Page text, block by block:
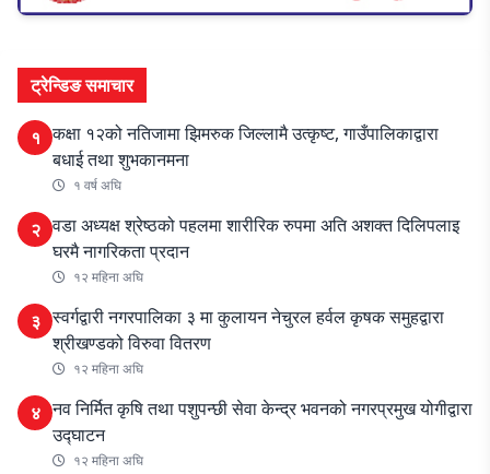
ट्रेन्डिङ समाचार
१ कक्षा १२को नतिजामा झिमरुक जिल्लामै उत्कृष्ट, गाउँपालिकाद्वारा
बधाई तथा शुभकानमना
१ वर्ष अघि
२ वडा अध्यक्ष श्रेष्ठको पहलमा शारीरिक रुपमा अति अशक्त दिलिपलाइ
घरमै नागरिकता प्रदान
१२ महिना अघि
३ स्वर्गद्वारी नगरपालिका ३ मा कुलायन नेचुरल हर्वल कृषक समुहद्वारा
श्रीखण्डको विरुवा वितरण
१२ महिना अघि
४ नव निर्मित कृषि तथा पशुपन्छी सेवा केन्द्र भवनको नगरप्रमुख योगीद्वारा
उद्घाटन
१२ महिना अघि